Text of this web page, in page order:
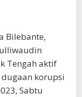
Bilebante,
Tengah aktif
korupsi
Sabtu